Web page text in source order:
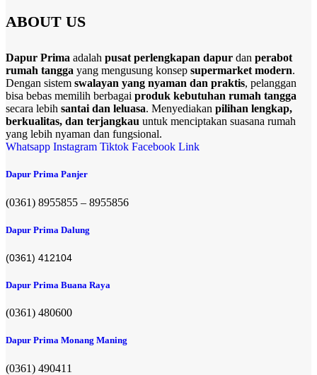
ABOUT US
Dapur Prima adalah pusat perlengkapan dapur dan perabot
rumah tangga yang mengusung konsep supermarket modern.
Dengan sistem swalayan yang nyaman dan praktis, pelanggan
bisa bebas memilih berbagai produk kebutuhan rumah tangga
secara lebih santai dan leluasa. Menyediakan pilihan lengkap,
berkualitas, dan terjangkau untuk menciptakan suasana rumah
yang lebih nyaman dan fungsional.
Whatsapp Instagram Tiktok Facebook Link
Dapur Prima Panjer
(0361) 8955855 – 8955856​
Dapur Prima Dalung
(0361) 412104
Dapur Prima Buana Raya
(0361) 480600
Dapur Prima Monang Maning
(0361) 490411​